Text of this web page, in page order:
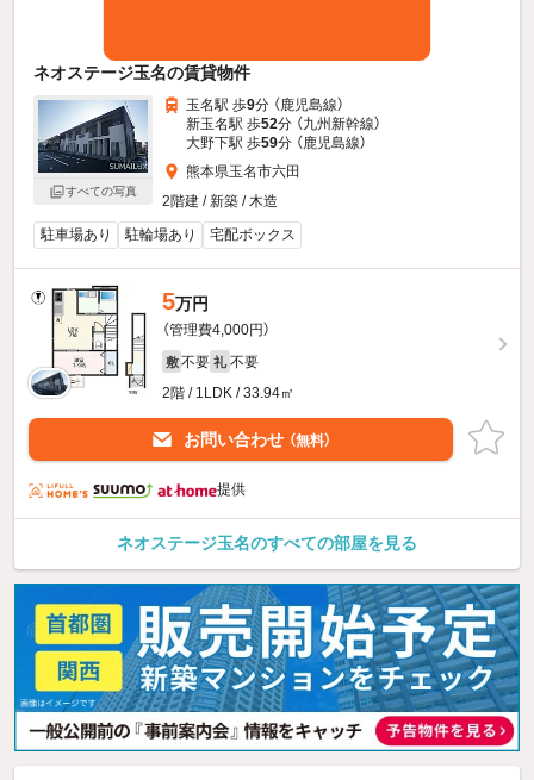
ネオステージ玉名の賃貸物件
すべての写真
玉名駅 歩9分 （鹿児島線）
新玉名駅 歩52分 （九州新幹線）
大野下駅 歩59分 （鹿児島線）
熊本県玉名市六田
2階建 / 新築 / 木造
駐車場あり
駐輪場あり 宅配ボックス
5万円
（管理費4,000円）
敷 不要 礼 不要
2階 / 1LDK / 33.94㎡
お問い合わせ （無料）
提供
ネオステージ玉名のすべての部屋を見る